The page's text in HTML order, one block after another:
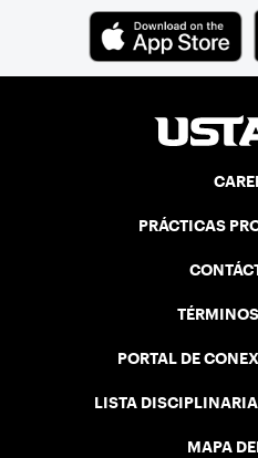
PRÁCTICAS
PORTAL DE
LISTA DISCIPLINARIA
MAPA